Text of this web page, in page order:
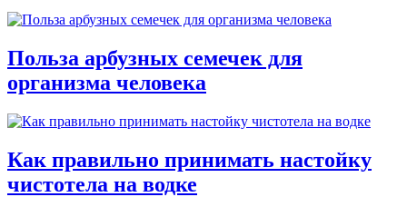
Польза арбузных семечек для
организма человека
Как правильно принимать настойку
чистотела на водке